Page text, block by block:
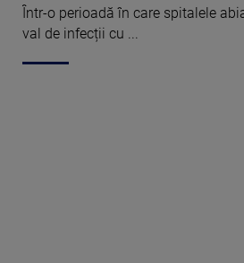
Într-o perioadă în care spitalele
val de infecții cu ...